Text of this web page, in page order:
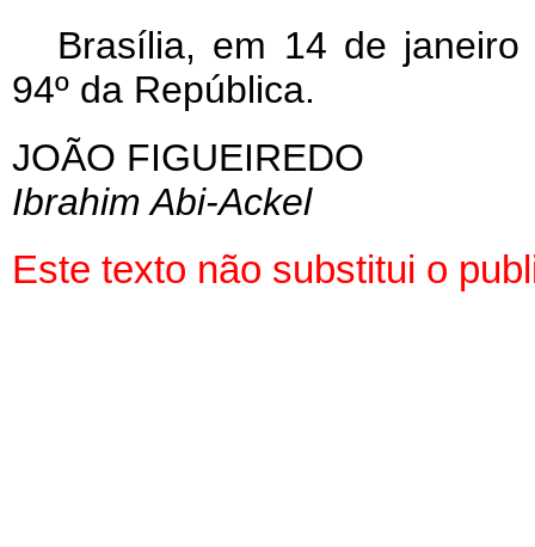
Brasília, em 14 de
94º da República.
JOÃO FIGUEIREDO
Ibrahim Abi-Ackel
Este texto não substitui o